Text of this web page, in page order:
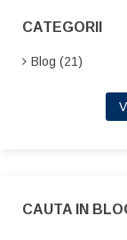
CATEGORII
Blog (21)
CAUTA IN